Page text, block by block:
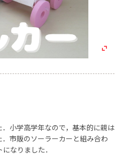
小学高学年なので，基本的に親は
市販のソーラーカーと組み合わ
なりました．